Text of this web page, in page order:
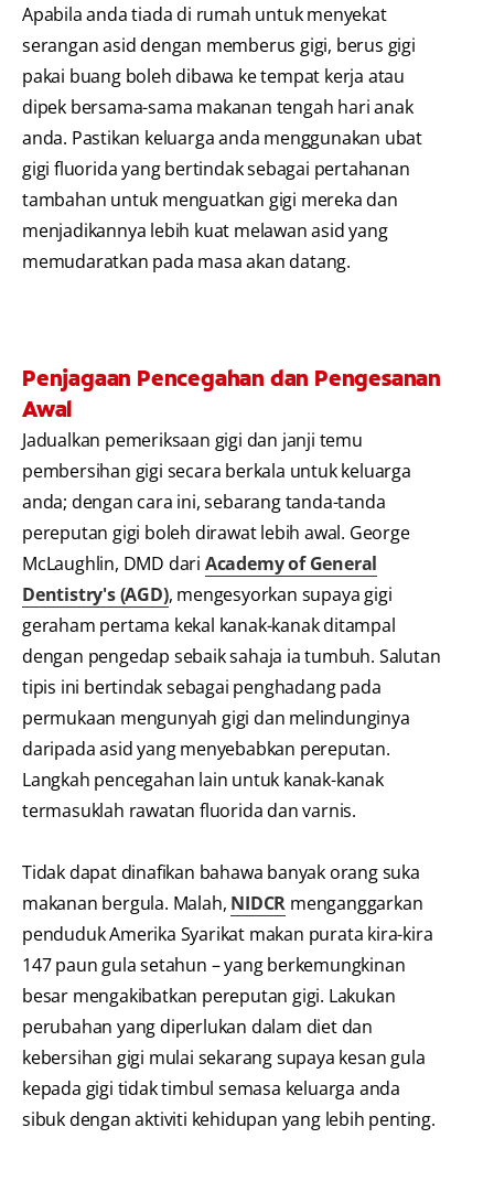
Apabila anda tiada di rumah untuk menyekat
serangan asid dengan memberus gigi, berus gigi
pakai buang boleh dibawa ke tempat kerja atau
dipek bersama-sama makanan tengah hari anak
anda. Pastikan keluarga anda menggunakan ubat
gigi fluorida yang bertindak sebagai pertahanan
tambahan untuk menguatkan gigi mereka dan
menjadikannya lebih kuat melawan asid yang
memudaratkan pada masa akan datang.
Penjagaan Pencegahan dan Pengesanan
Awal
Jadualkan pemeriksaan gigi dan janji temu
pembersihan gigi secara berkala untuk keluarga
anda; dengan cara ini, sebarang tanda-tanda
pereputan gigi boleh dirawat lebih awal. George
McLaughlin, DMD dari Academy of General
Dentistry's (AGD), mengesyorkan supaya gigi
geraham pertama kekal kanak-kanak ditampal
dengan pengedap sebaik sahaja ia tumbuh. Salutan
tipis ini bertindak sebagai penghadang pada
permukaan mengunyah gigi dan melindunginya
daripada asid yang menyebabkan pereputan.
Langkah pencegahan lain untuk kanak-kanak
termasuklah rawatan fluorida dan varnis.
Tidak dapat dinafikan bahawa banyak orang suka
makanan bergula. Malah, NIDCR menganggarkan
penduduk Amerika Syarikat makan purata kira-kira
147 paun gula setahun – yang berkemungkinan
besar mengakibatkan pereputan gigi. Lakukan
perubahan yang diperlukan dalam diet dan
kebersihan gigi mulai sekarang supaya kesan gula
kepada gigi tidak timbul semasa keluarga anda
sibuk dengan aktiviti kehidupan yang lebih penting.